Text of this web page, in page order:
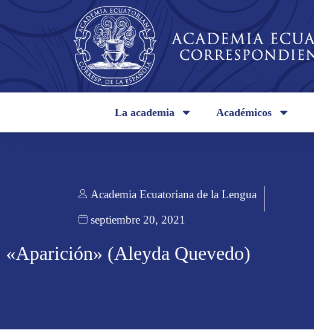
La academia Académicos
Academia Ecuatoriana de la Lengua
septiembre 20, 2021
«Aparición» (Aleyda Quevedo)